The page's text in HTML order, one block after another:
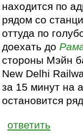
находится по
рядом со
оттуда по
доехать до
стороны Мэйн
New Delhi
за 15 минут на
остановится
ответить